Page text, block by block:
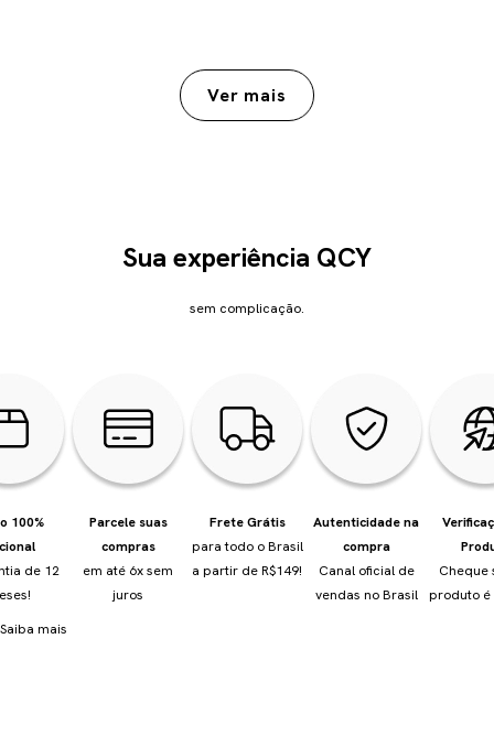
Sua experiência QCY
sem complicação.
100%
de 12
Parcele suas
compras
em até 6x sem
juros
Frete Grátis
para todo o Brasil
a partir de R$149!
Autenticidade na
compra
Canal oficial de
vendas no Brasil
Cheque
produto é
Saiba mais